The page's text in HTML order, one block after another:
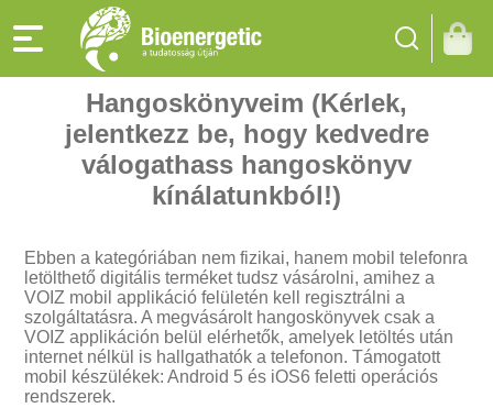
Hangoskönyveim (Kérlek,
jelentkezz be, hogy kedvedre
válogathass hangoskönyv
kínálatunkból!)
Ebben a kategóriában nem fizikai, hanem mobil telefonra
letölthető digitális terméket tudsz vásárolni, amihez a
VOIZ mobil applikáció felületén kell regisztrálni a
szolgáltatásra. A megvásárolt hangoskönyvek csak a
VOIZ applikáción belül elérhetők, amelyek letöltés után
internet nélkül is hallgathatók a telefonon. Támogatott
mobil készülékek: Android 5 és iOS6 feletti operációs
rendszerek.